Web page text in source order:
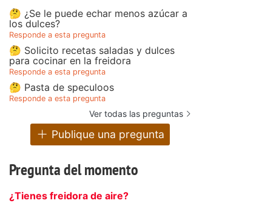
🤔 ¿Se le puede echar menos azúcar a
los dulces?
Responde a esta pregunta
🤔 Solicito recetas saladas y dulces
para cocinar en la freidora
Responde a esta pregunta
🤔 Pasta de speculoos
Responde a esta pregunta
Ver todas las preguntas
Publique una pregunta
Pregunta del momento
¿Tienes freidora de aire?